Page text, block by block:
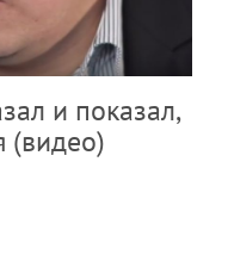
и показал,
(видео)